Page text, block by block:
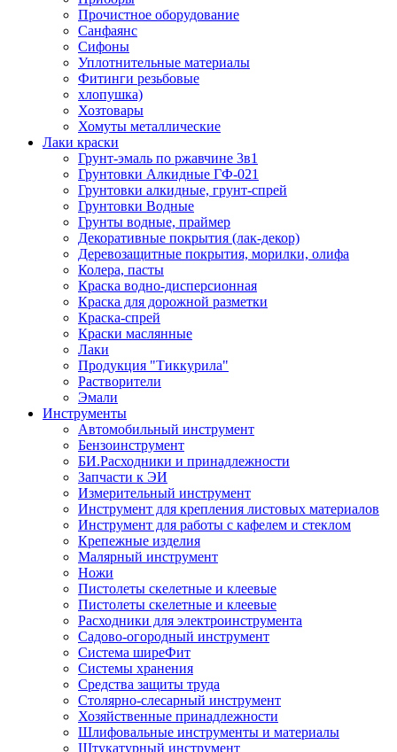
Прочистное оборудование
Санфаянс
Сифоны
Уплотнительные материалы
Фитинги резьбовые
хлопушка)
Хозтовары
Хомуты металлические
Лаки краски
Грунт-эмаль по ржавчине 3в1
Грунтовки Алкидные ГФ-021
Грунтовки алкидные, грунт-спрей
Грунтовки Водные
Грунты водные, праймер
Декоративные покрытия (лак-декор)
Деревозащитные покрытия, морилки, олифа
Колера, пасты
Краска водно-дисперсионная
Краска для дорожной разметки
Краска-спрей
Краски маслянные
Лаки
Продукция "Тиккурила"
Растворители
Эмали
Инструменты
Автомобильный инструмент
Бензоинструмент
БИ.Расходники и принадлежности
Запчасти к ЭИ
Измерительный инструмент
Инструмент для крепления листовых материалов
Инструмент для работы с кафелем и стеклом
Крепежные изделия
Малярный инструмент
Ножи
Пистолеты скелетные и клеевые
Пистолеты скелетные и клеевые
Расходники для электроинструмента
Садово-огородный инструмент
Система ширеФит
Системы хранения
Средства защиты труда
Столярно-слесарный инструмент
Хозяйственные принадлежности
Шлифовальные инструменты и материалы
Штукатурный инструмент